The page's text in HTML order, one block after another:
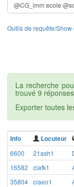
Outils de requête/Show
La recherche
trouvé 9 réponses
Exporter toutes
Info Locuteur
6600 21ash1
16582
ciafk1
35804 ciaeo1